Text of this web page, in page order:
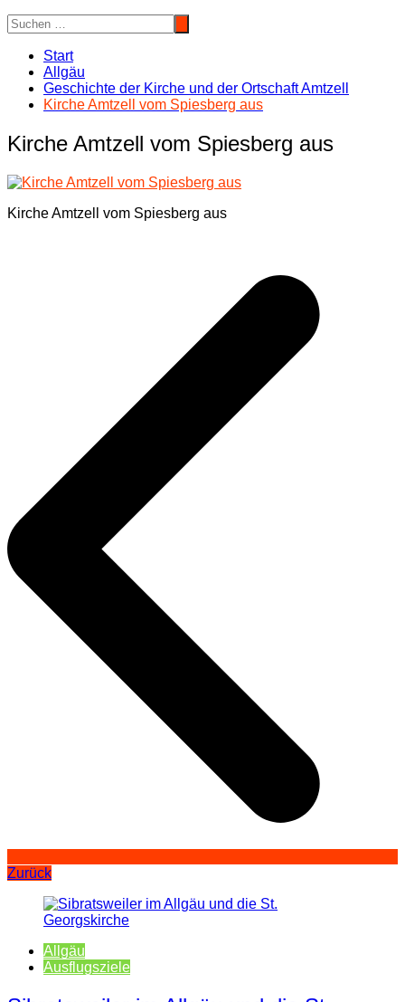
Start
Allgäu
Geschichte der Kirche und der Ortschaft Amtzell
Kirche Amtzell vom Spiesberg aus
Kirche Amtzell vom Spiesberg aus
Kirche Amtzell vom Spiesberg aus
Zurück
Allgäu
Ausflugsziele